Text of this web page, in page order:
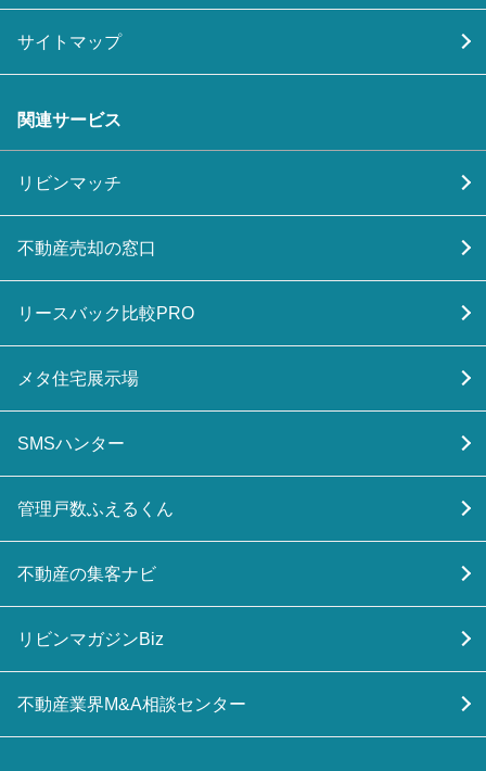
サイトマップ
関連サービス
リビンマッチ
不動産売却の窓口
リースバック比較PRO
メタ住宅展示場
SMSハンター
管理戸数ふえるくん
不動産の集客ナビ
リビンマガジンBiz
不動産業界M&A相談センター